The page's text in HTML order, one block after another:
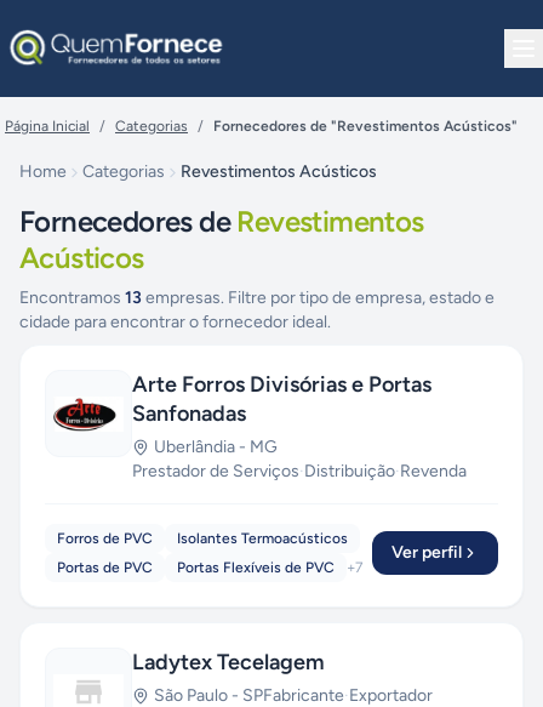
Página Inicial / Categorias / Fornecedores de "Revestimentos Acústicos"
Home Categorias Revestimentos Acústicos
Fornecedores de Revestimentos
Acústicos
Encontramos 13 empresas. Filtre por tipo de empresa, estado e
cidade para encontrar o fornecedor ideal.
Arte Forros Divisórias e Portas
Sanfonadas
Uberlândia - MG
Prestador de Serviços·Distribuição·Revenda
Forros de PVC
Isolantes Termoacústicos
Portas de PVC
Portas Flexíveis de PVC +7
Ver perfil
Ladytex Tecelagem
São Paulo - SPFabricante·Exportador